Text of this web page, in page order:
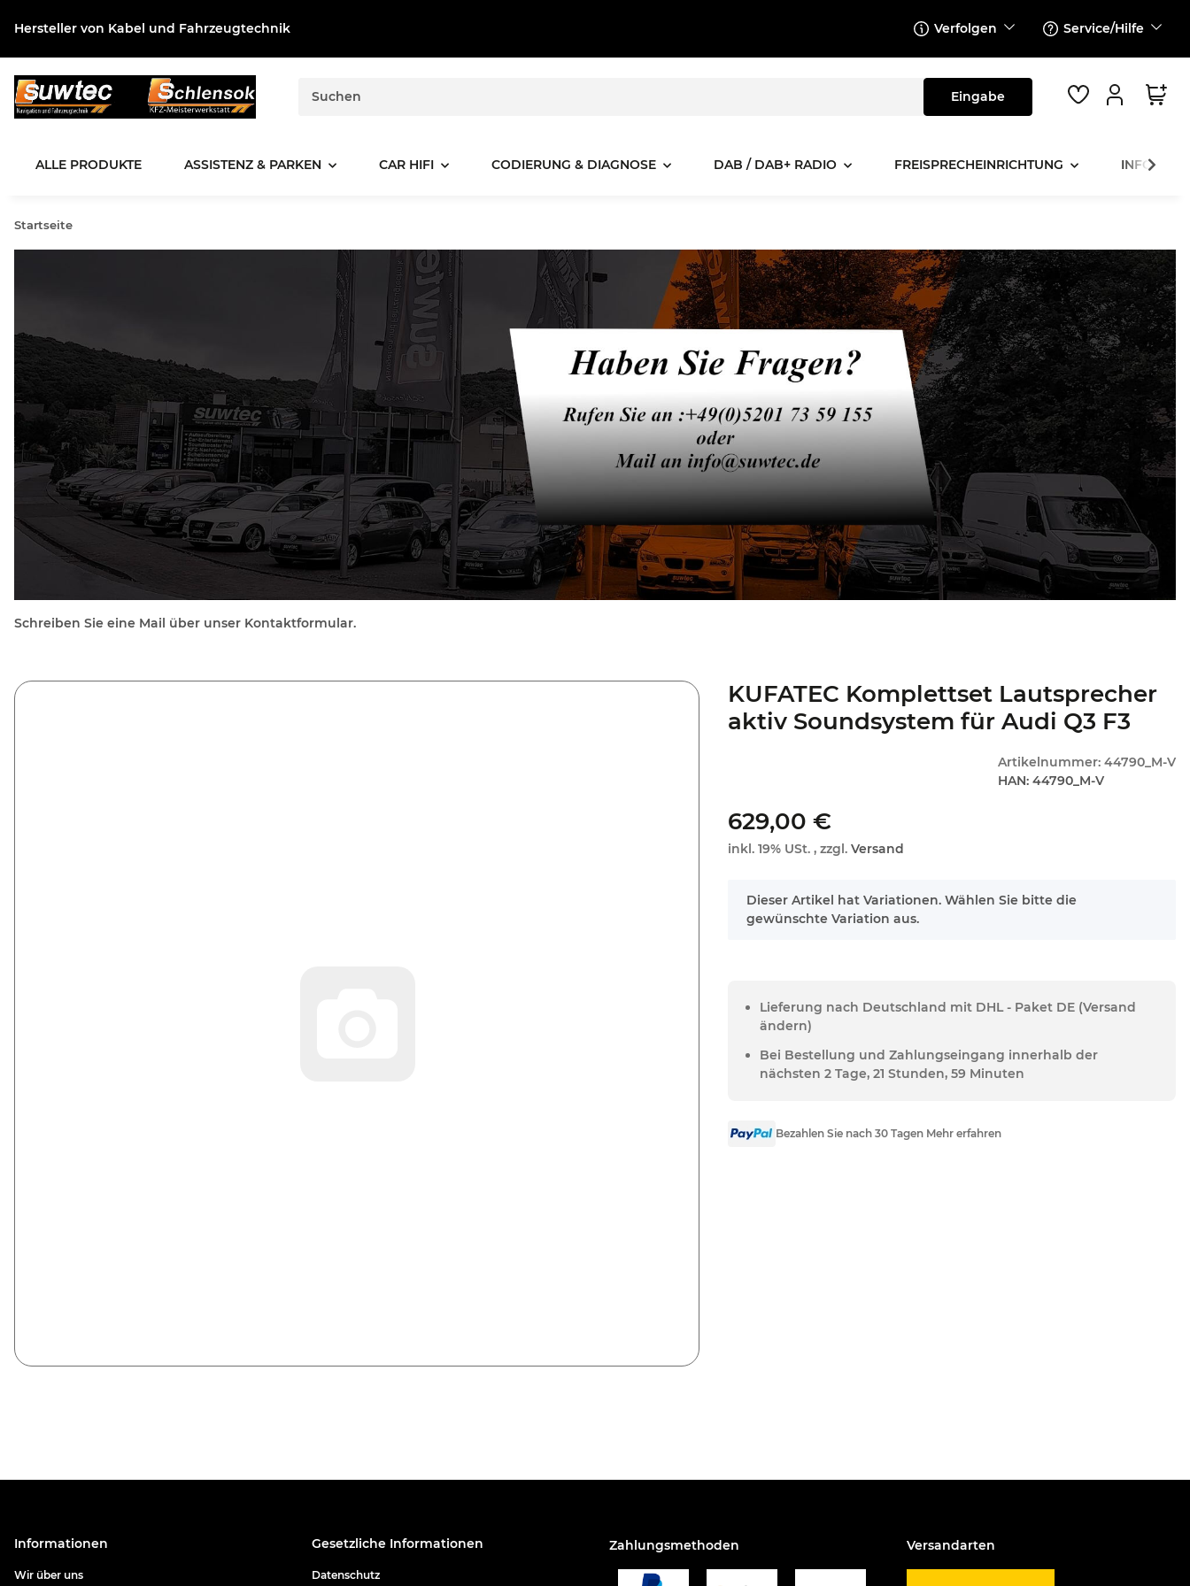
Hersteller von Kabel und Fahrzeugtechnik Verfolgen Service/Hilfe
ALLE PRODUKTE ASSISTENZ & PARKEN CAR HIFI CODIERUNG & DIAGNOSE DAB / DAB+ RADIO FREISPRECHEINRICHTUNG
Startseite
Schreiben Sie eine Mail über unser Kontaktformular.
KUFATEC Komplettset Lautsprecher
aktiv Soundsystem für Audi Q3 F3
Artikelnummer: 44790_M-V
HAN: 44790_M-V
629,00 €
inkl. 19% USt. , zzgl.Versand
x
Dieser Artikel hat Variationen. Wählen Sie bitte die
gewünschte Variation aus.
Lieferung nach Deutschland mit DHL - Paket DE (Versand
ändern)
Bei Bestellung und Zahlungseingang innerhalb der
nächsten 2 Tage, 21 Stunden, 59 Minuten
Bezahlen Sie nach 30 Tagen Mehr erfahren
Informationen
Wir über uns
Gesetzliche Informationen
Datenschutz
Zahlungsmethoden Versandarten